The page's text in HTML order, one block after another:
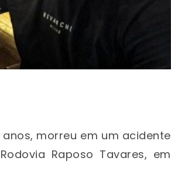
morreu em um acidente
Raposo Tavares, em